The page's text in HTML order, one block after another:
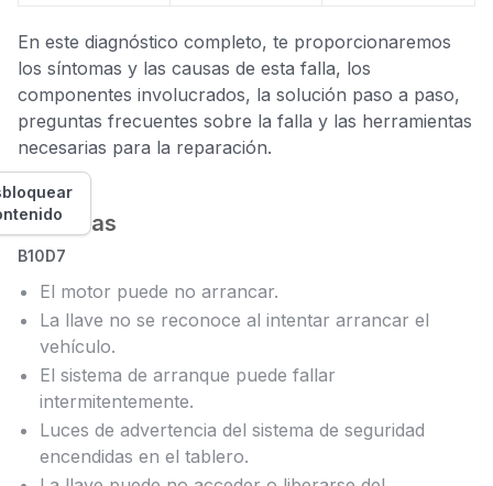
En este diagnóstico completo, te proporcionaremos
los síntomas y las causas de esta falla, los
componentes involucrados, la solución paso a paso,
preguntas frecuentes sobre la falla y las herramientas
necesarias para la reparación.
Síntomas
B10D7
El motor puede no arrancar.
La llave no se reconoce al intentar arrancar el
vehículo.
El sistema de arranque puede fallar
intermitentemente.
Luces de advertencia del sistema de seguridad
encendidas en el tablero.